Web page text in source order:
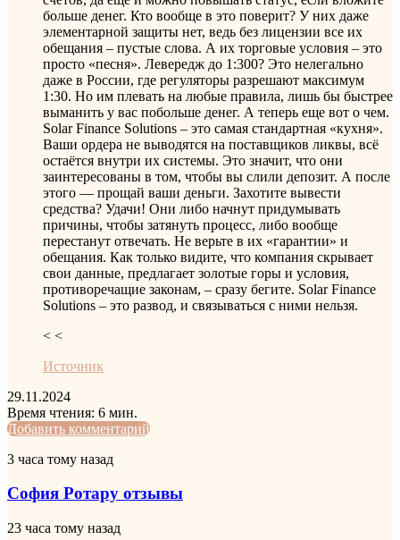
больше денег. Кто вообще в это поверит? У них даже
элементарной защиты нет, ведь без лицензии все их
обещания – пустые слова. А их торговые условия – это
просто «песня». Левередж до 1:300? Это нелегально
даже в России, где регуляторы разрешают максимум
1:30. Но им плевать на любые правила, лишь бы быстрее
выманить у вас побольше денег. А теперь еще вот о чем.
Solar Finance Solutions – это самая стандартная «кухня».
Ваши ордера не выводятся на поставщиков ликвы, всё
остаётся внутри их системы. Это значит, что они
заинтересованы в том, чтобы вы слили депозит. А после
этого — прощай ваши деньги. Захотите вывести
средства? Удачи! Они либо начнут придумывать
причины, чтобы затянуть процесс, либо вообще
перестанут отвечать. Не верьте в их «гарантии» и
обещания. Как только видите, что компания скрывает
свои данные, предлагает золотые горы и условия,
противоречащие законам, – сразу бегите. Solar Finance
Solutions – это развод, и связываться с ними нельзя.
< <
Источник
29.11.2024
Время чтения: 6 мин.
LinkedIn
Tumblr
Pinterest
Reddit
Вконтакте
Одноклассники
Skype
Messenger
Messenger
WhatsApp
Telegram
Viber
Line
Поделиться
электронную
Печатать
Добавить комментарий
София
отзывы
3 часа тому назад
София Ротару отзывы
“Юла”
23 часа тому назад